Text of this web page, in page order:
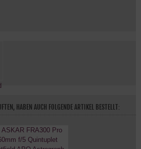
HABEN AUCH FOLGENDE ARTIKEL BESTELLT: